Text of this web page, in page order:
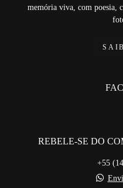
memória viva, com poesia,
REBELE-SE DO
+55